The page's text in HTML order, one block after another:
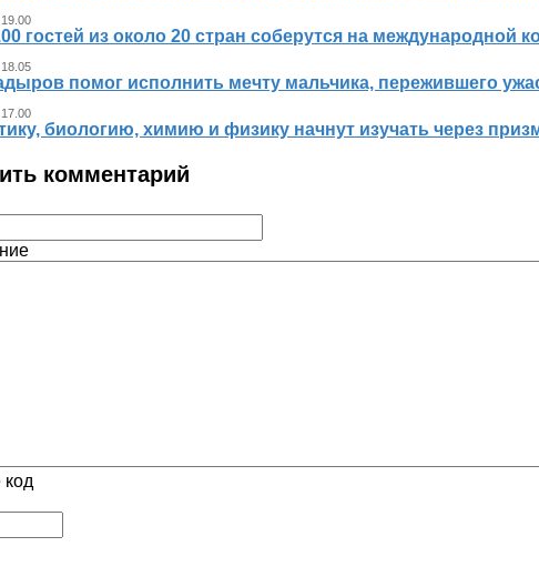
гостей из около 20 стран соберутся на международной
помог исполнить мечту мальчика, пережившего
биологию, химию и физику начнут изучать через
комментарий
код